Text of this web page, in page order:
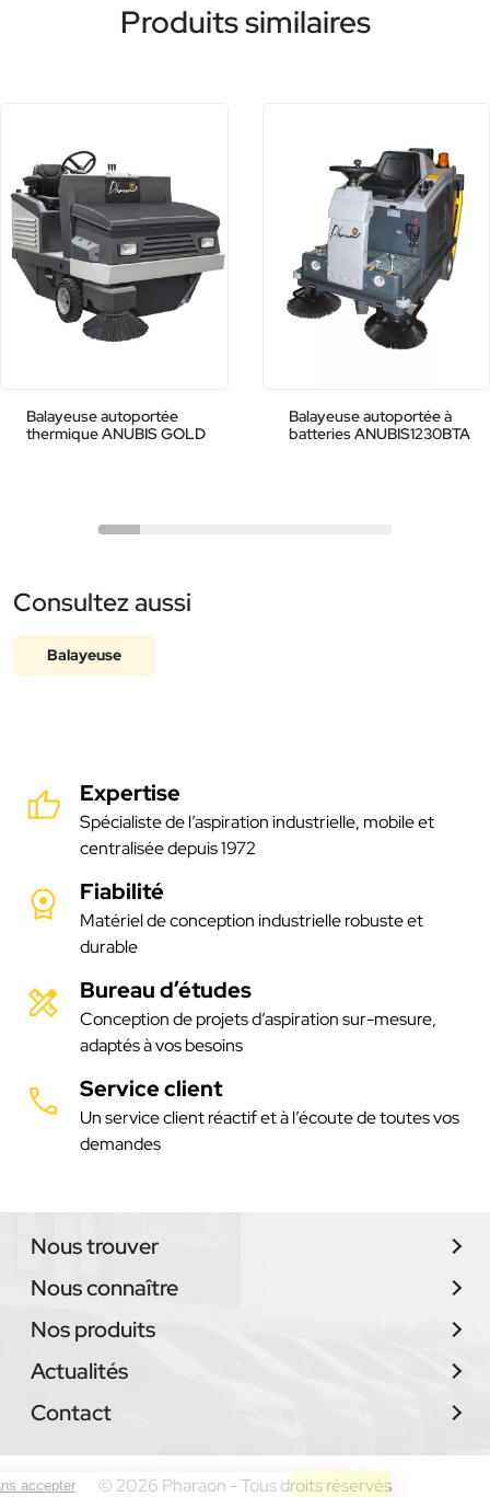
Produits similaires
Balayeuse autoportée
thermique ANUBIS GOLD
Balayeuse autoportée à
batteries ANUBIS1230BTA
Consultez aussi
Balayeuse
Expertise
Spécialiste de l’aspiration industrielle, mobile et
centralisée depuis 1972
Fiabilité
Matériel de conception industrielle robuste et
durable
Bureau d’études
Conception de projets d’aspiration sur-mesure,
adaptés à vos besoins
Service client
Un service client réactif et à l’écoute de toutes vos
demandes
Nous trouver
Nous connaître
Nos produits
Actualités
Contact
© 2026 Pharaon - Tous droits réservés
Continuer sans accepter